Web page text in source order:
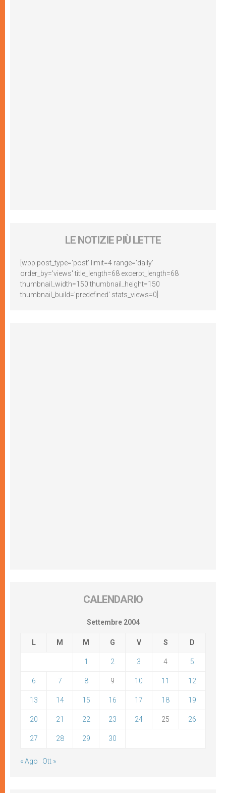
LE NOTIZIE PIÙ LETTE
[wpp post_type='post' limit=4 range='daily'
order_by='views' title_length=68 excerpt_length=68
thumbnail_width=150 thumbnail_height=150
thumbnail_build='predefined' stats_views=0]
CALENDARIO
Settembre 2004
L M M G V S D
1 2 3 4 5
6 7 8 9 10 11 12
13 14 15 16 17 18 19
20 21 22 23 24 25 26
27 28 29 30
« Ago Ott »